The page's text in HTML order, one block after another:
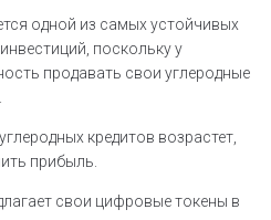
одной из самых устойчивых
поскольку у
продавать свои углеродные
кредитов возрастет,
прибыль.
свои цифровые токены в